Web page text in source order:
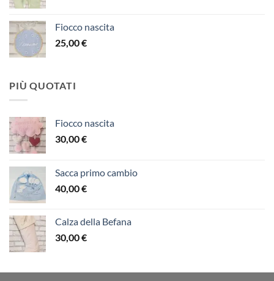
Fiocco nascita
25,00€
PIÙ QUOTATI
Fiocco nascita
30,00€
Sacca primo cambio
40,00€
Calza della Befana
30,00€